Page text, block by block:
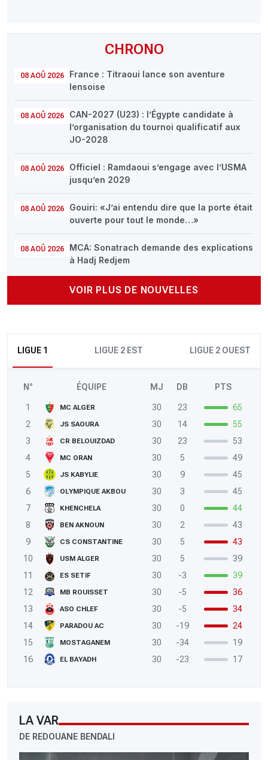
CHRONO
08 AOÛ 2026
France : Titraoui lance son aventure
lensoise
08 AOÛ 2026
CAN-2027 (U23) : l’Égypte candidate à
l’organisation du tournoi qualificatif aux
JO-2028
08 AOÛ 2026
Officiel : Ramdaoui s’engage avec l’USMA
jusqu’en 2029
08 AOÛ 2026
Gouiri: «J’ai entendu dire que la porte était
ouverte pour tout le monde…»
08 AOÛ 2026
MCA: Sonatrach demande des explications
à Hadj Redjem
VOIR PLUS DE NOUVELLES
LIGUE 1 LIGUE 2 EST LIGUE 2 OUEST
N° ÉQUIPE MJ DB PTS
1 MC ALGER 30 23
65
2
JS SAOURA 30 14
55
3
CR BELOUIZDAD 30 23
53
4
MC ORAN 30 5
49
5
JS KABYLIE 30 9
45
6
OLYMPIQUE AKBOU 30 3
45
7
KHENCHELA 30 0
44
8
BEN AKNOUN 30 2
43
9
CS CONSTANTINE 30 5
43
10
USM ALGER 30 5
39
11
ES SETIF 30 -3
39
12
MB ROUISSET 30 -5
36
13
ASO CHLEF 30 -5
34
14
PARADOU AC 30 -19
24
15
MOSTAGANEM 30 -34
19
16
EL BAYADH 30 -23 17
LA VAR
DE REDOUANE BENDALI